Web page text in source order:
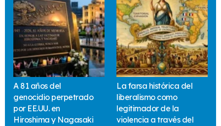
A 81 años del
genocidio perpetrado
por EE.UU. en
Hiroshima y Nagasaki
La farsa histórica del
liberalismo como
legitimador de la
violencia a través del